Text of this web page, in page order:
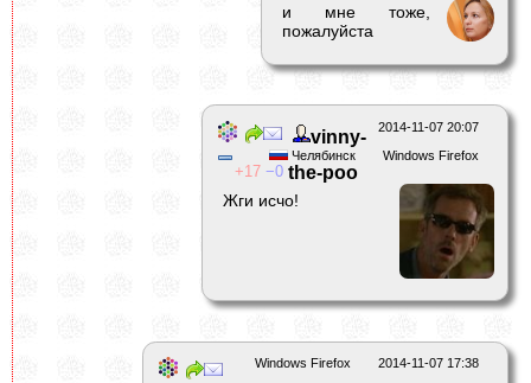
и мне тоже,
пожалуйста
2014-11-07 20:07
Windows Firefox
Челябинск
17 0
vinny-
the-poo
Жги исчо!
2014-11-07 17:38
Windows Firefox